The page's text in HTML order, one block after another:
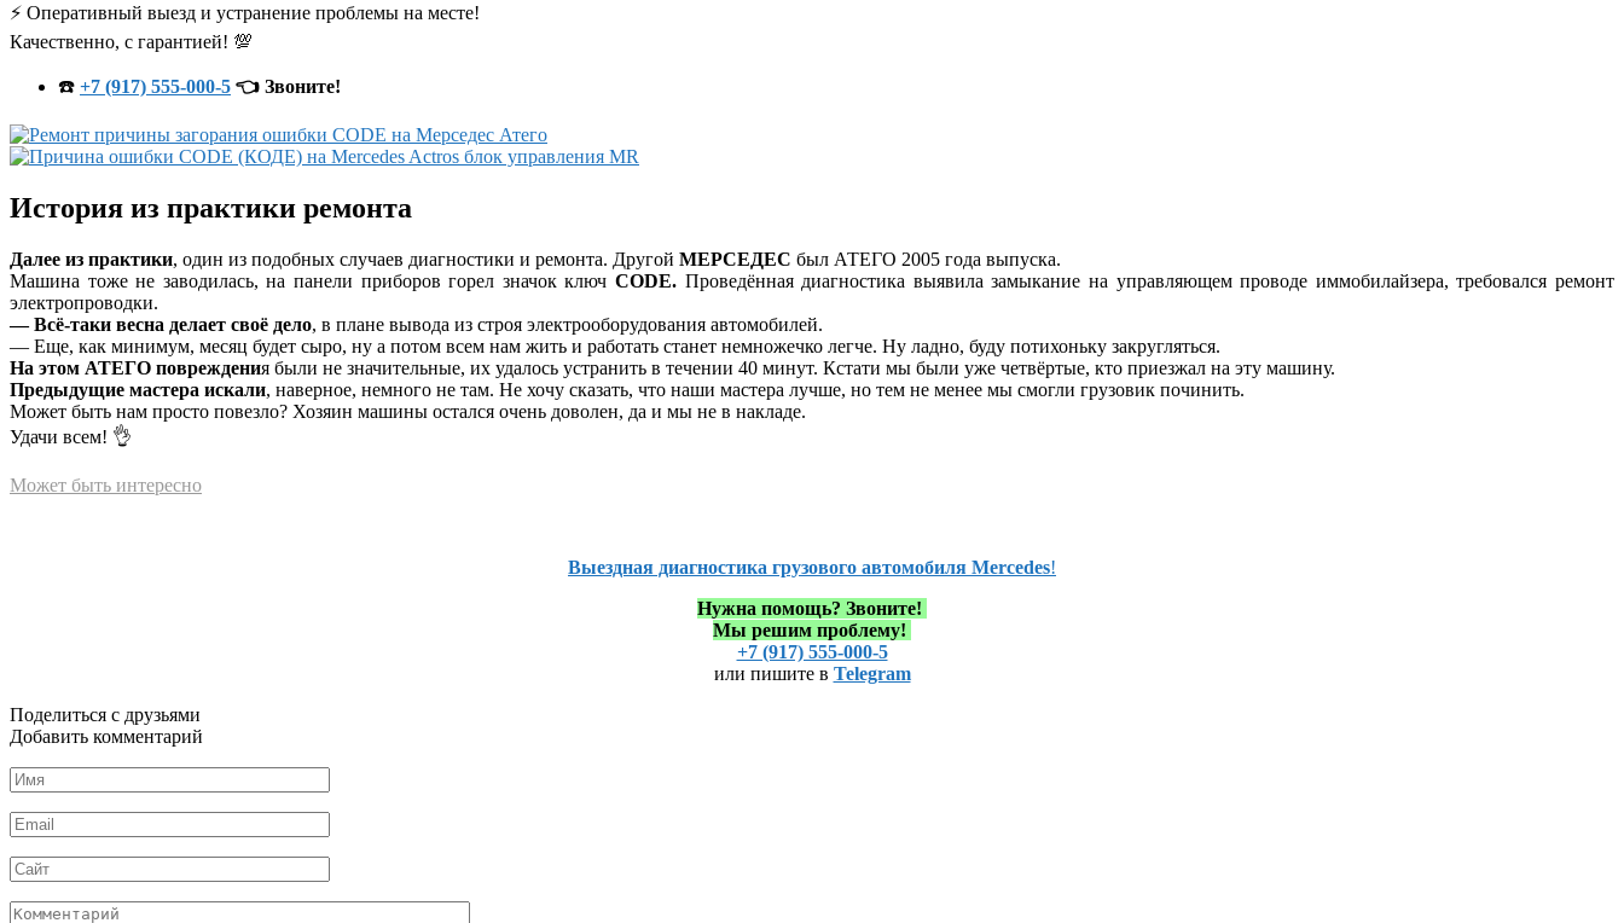
⚡ Оперативный выезд и устранение проблемы на месте!
Качественно, с гарантией! 💯
☎️ +7 (917) 555-000-5 👈 Звоните!
История из практики ремонта
Далее из практики, один из подобных случаев диагностики и ремонта. Другой МЕРСЕДЕС был АТЕГО 2005 года выпуска.
Машина тоже не заводилась, на панели приборов горел значок ключ CODE. Проведённая диагностика выявила замыкание на управляющем проводе иммобилайзера, требовался ремонт
электропроводки.
— Всё-таки весна делает своё дело, в плане вывода из строя электрооборудования автомобилей.
— Еще, как минимум, месяц будет сыро, ну а потом всем нам жить и работать станет немножечко легче. Ну ладно, буду потихоньку закругляться.
На этом АТЕГО повреждения были не значительные, их удалось устранить в течении 40 минут. Кстати мы были уже четвёртые, кто приезжал на эту машину.
Предыдущие мастера искали, наверное, немного не там. Не хочу сказать, что наши мастера лучше, но тем не менее мы смогли грузовик починить.
Может быть нам просто повезло? Хозяин машины остался очень доволен, да и мы не в накладе.
Удачи всем! 👌
Может быть интересно
Выездная диагностика грузового автомобиля Mercedes!
Нужна помощь? Звоните!
Мы решим проблему!
+7 (917) 555-000-5
или пишите в Telegram
Поделиться с друзьями
Добавить комментарий
Имя
*
Email
*
Сайт
Комментарий